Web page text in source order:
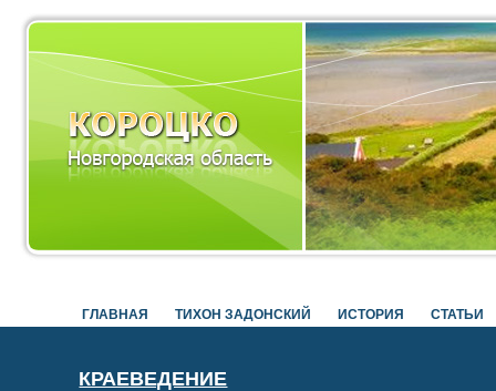
ГЛАВНАЯ ТИХОН ЗАДОНСКИЙ ИСТОРИЯ СТАТЬИ
КРАЕВЕДЕНИЕ